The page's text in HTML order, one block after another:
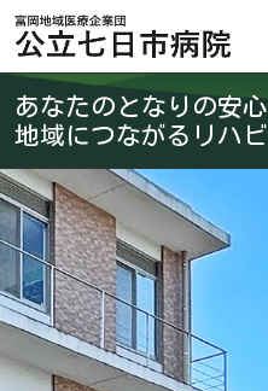
あなたのとなりの安
地域につながるリハ